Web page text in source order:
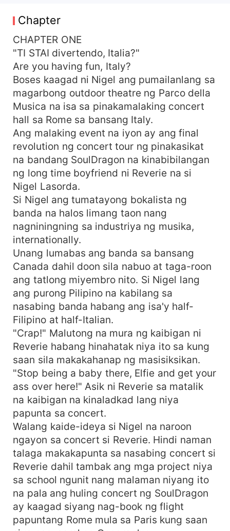
strict but caring brother and of course an intact
relationship with her long time boyfriend who
adores her so much that the only thing missing is
to worship even the land she will walk through.
That's how fate was to her side, but in the
extreme joy of fate, it was also able to play with
her. A game that will bring about a big change in
her life. Her boyfriend, Nigel proposed her a
marriage and then married another woman the
next morning. Her world collapsed. Out of anger,
she also told the person responsible for
everything how unacceptable her life had
become because of the audacity that Italian man.
To get even with that cruel man, she kidnapped
him and forced him to get married to her legally
and left him after her impromptu act. Her original
plan was to slowly destroy his life but what she
didn't prepare for was that the person she
married was smarter than she thought. Because
what she didn't know is her so-called husband is
getting engaged to another woman after years
that they didn't see each other. And that woman
is the person she doesn't want to be hurt by.
And now the Secret Wife's Temptation is to make
things right for the sake of everyone even
though her heart is already bewitched with the
man who happens to be her legal husband but in
love with another woman.
Chapter
CHAPTER ONE
"TI STAI divertendo, Italia?"
Are you having fun, Italy?
Boses kaagad ni Nigel ang pumailanlang sa
magarbong outdoor theatre ng Parco della
Musica na isa sa pinakamalaking concert
hall sa Rome sa bansang Italy.
Ang malaking event na iyon ay ang final
revolution ng concert tour ng pinakasikat
na bandang SoulDragon na kinabibilangan
ng long time boyfriend ni Reverie na si
Nigel Lasorda.
Si Nigel ang tumatayong bokalista ng
banda na halos limang taon nang
nagniningning sa industriya ng musika,
internationally.
Unang lumabas ang banda sa bansang
Canada dahil doon sila nabuo at taga-roon
ang tatlong miyembro nito. Si Nigel lang
ang purong Pilipino na kabilang sa
nasabing banda habang ang isa'y half-
Filipino at half-Italian.
"Crap!" Malutong na mura ng kaibigan ni
Reverie habang hinahatak niya ito sa kung
saan sila makakahanap ng masisiksikan.
"Stop being a baby there, Elfie and get your
ass over here!" Asik ni Reverie sa matalik
na kaibigan na kinaladkad lang niya
papunta sa concert.
Walang kaide-ideya si Nigel na naroon
ngayon sa concert si Reverie. Hindi naman
talaga makakapunta sa nasabing concert si
Reverie dahil tambak ang mga project niya
sa school ngunit nang malaman niyang ito
na pala ang huling concert ng SoulDragon
ay kaagad siyang nag-book ng flight
papuntang Rome mula sa Paris kung saan